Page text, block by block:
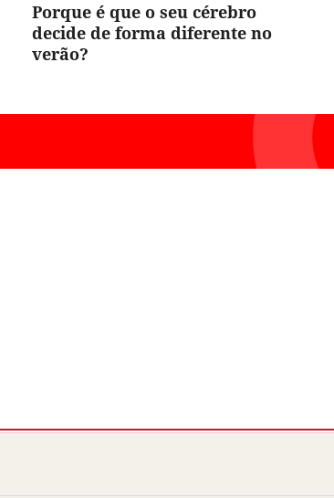
Porque é que o seu cérebro
decide de forma diferente no
verão?